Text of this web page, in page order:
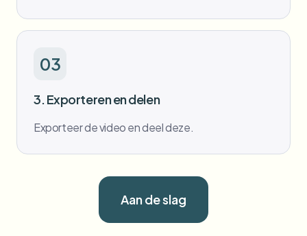
03
3. Exporteren en delen
Exporteer de video en deel deze.
Aan de slag